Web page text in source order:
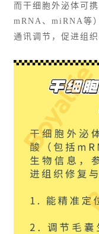
而干细胞外泌体可
mRNA、miRNA等
通讯调节，促进组织